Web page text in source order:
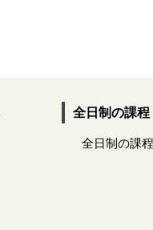
全日制の課程
全日制の課程